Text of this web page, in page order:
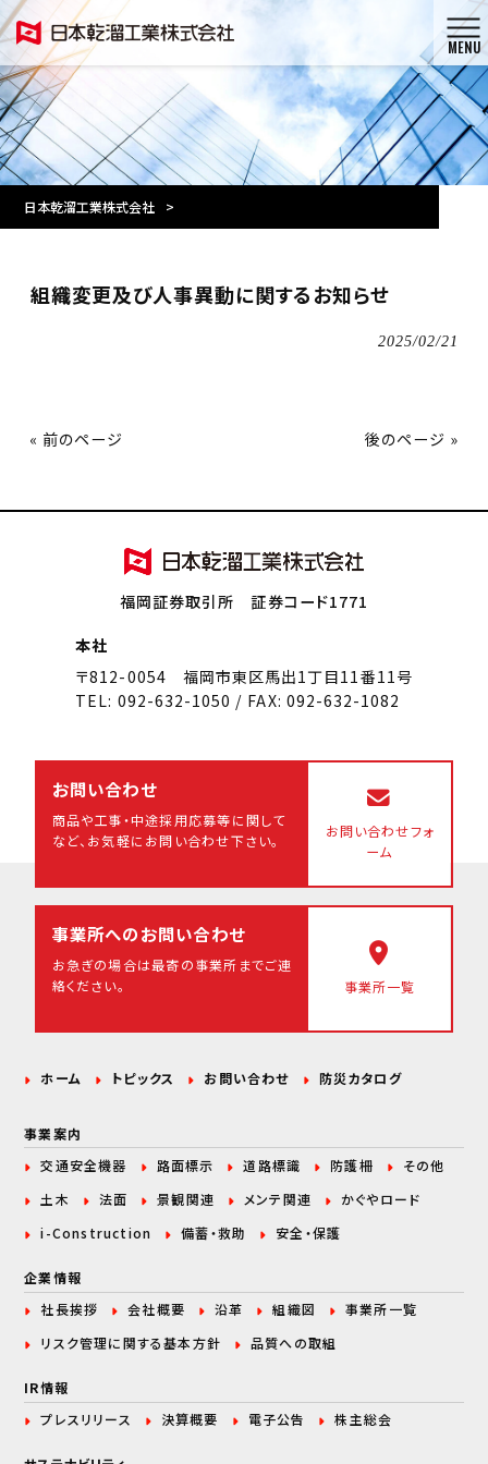
MENU
日本乾溜工業株式会社 >
組織変更及び人事異動に関するお知らせ
2025/02/21
« 前のページ 後のページ »
福岡証券取引所 証券コード1771
本社
〒812-0054 福岡市東区馬出1丁目11番11号
TEL: 092-632-1050 / FAX: 092-632-1082
お問い合わせ
商品や工事・中途採用応募等に関して
など、 お気軽にお問い合わせ下さい。
お問い合わせフォ
ーム
事業所へのお問い合わせ
お急ぎの場合は最寄の事業所までご連
絡ください。
事業所一覧
ホーム トピックス お問い合わせ 防災カタログ
事業案内
交通安全機器
路面標示 道路標識 防護柵
その他
土木
法面 景観関連 メンテ関連
かぐやロード
i-Construction
備蓄・救助 安全・保護
企業情報
社長挨拶
会社概要 沿革 組織図
事業所一覧
リスク管理に関する基本方針 品質への取組
IR情報
プレスリリース
決算概要 電子公告 株主総会